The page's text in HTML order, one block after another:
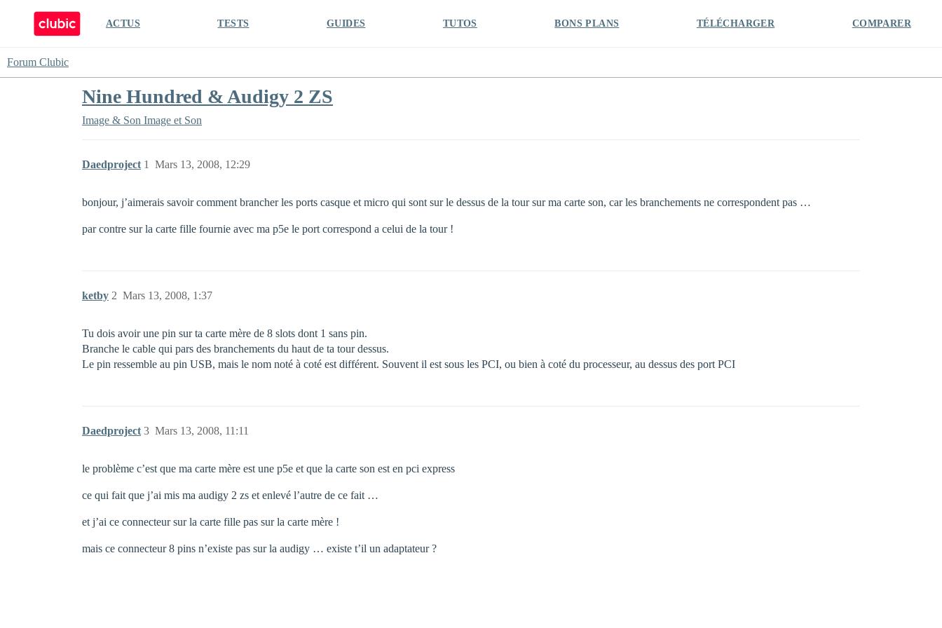
ACTUS TESTS GUIDES TUTOS BONS PLANS TÉLÉCHARGER COMPARER
Forum Clubic
Nine Hundred & Audigy 2 ZS
Image & Son Image et Son
Daedproject Mars 13, 2008, 12:29
1
bonjour, j’aimerais savoir comment brancher les ports casque et micro qui sont sur le dessus de la tour sur ma carte son, car les branchements ne correspondent pas …
par contre sur la carte fille fournie avec ma p5e le port correspond a celui de la tour !
ketby Mars 13, 2008, 1:37
2
Tu dois avoir une pin sur ta carte mère de 8 slots dont 1 sans pin.
Branche le cable qui pars des branchements du haut de ta tour dessus.
Le pin ressemble au pin USB, mais le nom noté à coté est différent. Souvent il est sous les PCI, ou bien à coté du processeur, au dessus des port PCI
Daedproject Mars 13, 2008, 11:11
3
le problème c’est que ma carte mère est une p5e et que la carte son est en pci express
ce qui fait que j’ai mis ma audigy 2 zs et enlevé l’autre de ce fait …
et j’ai ce connecteur sur la carte fille pas sur la carte mère !
mais ce connecteur 8 pins n’existe pas sur la audigy … existe t’il un adaptateur ?